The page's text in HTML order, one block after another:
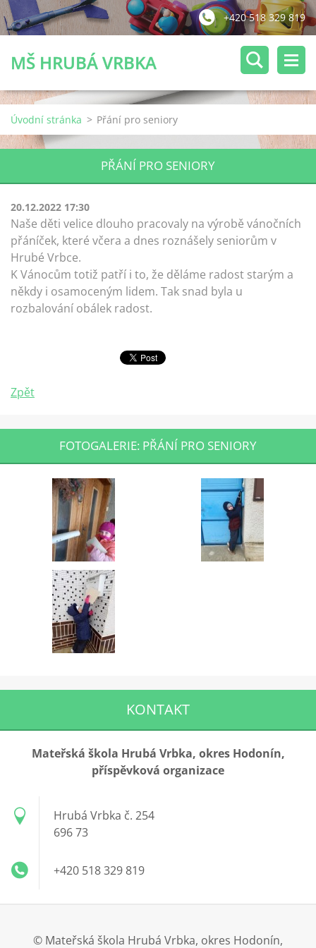
+420 518 329 819
MŠ HRUBÁ VRBKA
Úvodní stránka > Přání pro seniory
PŘÁNÍ PRO SENIORY
20.12.2022 17:30
Naše děti velice dlouho pracovaly na výrobě vánočních
přáníček, které včera a dnes roznášely seniorům v
Hrubé Vrbce.
K Vánocům totiž patří i to, že děláme radost starým a
někdy i osamoceným lidem. Tak snad byla u
rozbalování obálek radost.
Zpět
FOTOGALERIE: PŘÁNÍ PRO SENIORY
KONTAKT
Mateřská škola Hrubá Vrbka, okres Hodonín,
příspěvková organizace
Hrubá Vrbka č. 254
696 73
+420 518 329 819
© Mateřská škola Hrubá Vrbka, okres Hodonín,